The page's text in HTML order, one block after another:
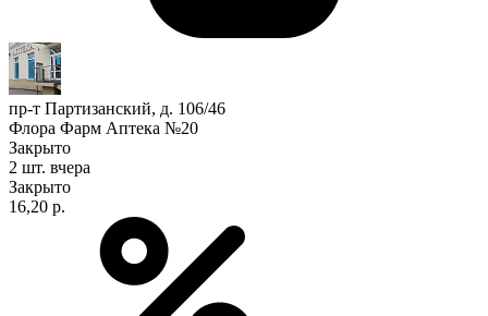
пр-т Партизанский, д. 106/46
Флора Фарм Аптека №20
Закрыто
2 шт. вчера
Закрыто
16,20 р.